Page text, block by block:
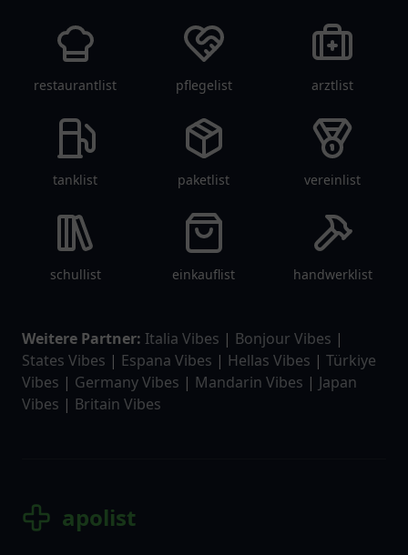
restaurantlist pflegelist arztlist
tanklist paketlist vereinlist
schullist einkauflist handwerklist
Weitere Partner: Italia Vibes | Bonjour Vibes |
States Vibes | Espana Vibes | Hellas Vibes | Türkiye
Vibes | Germany Vibes | Mandarin Vibes | Japan
Vibes | Britain Vibes
apolist